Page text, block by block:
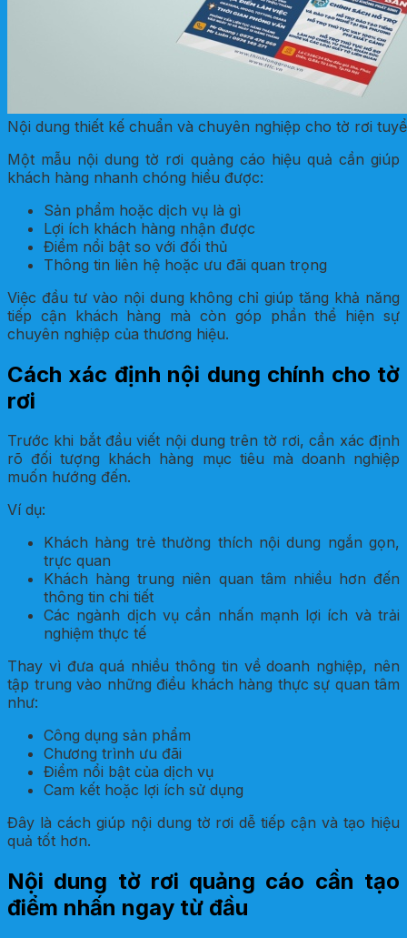
Nội dung thiết kế chuẩn và chuyên nghiệp cho tờ rơi
Một mẫu nội dung tờ rơi quảng cáo hiệu quả cần giúp
khách hàng nhanh chóng hiểu được:
Sản phẩm hoặc dịch vụ là gì
Lợi ích khách hàng nhận được
Điểm nổi bật so với đối thủ
Thông tin liên hệ hoặc ưu đãi quan trọng
Việc đầu tư vào nội dung không chỉ giúp tăng khả năng
tiếp cận khách hàng mà còn góp phần thể hiện sự
chuyên nghiệp của thương hiệu.
Cách xác định nội dung chính cho tờ
rơi
Trước khi bắt đầu viết nội dung trên tờ rơi, cần xác định
rõ đối tượng khách hàng mục tiêu mà doanh nghiệp
muốn hướng đến.
Ví dụ:
Khách hàng trẻ thường thích nội dung ngắn gọn,
trực quan
Khách hàng trung niên quan tâm nhiều hơn đến
thông tin chi tiết
Các ngành dịch vụ cần nhấn mạnh lợi ích và trải
nghiệm thực tế
Thay vì đưa quá nhiều thông tin về doanh nghiệp, nên
tập trung vào những điều khách hàng thực sự quan tâm
như:
Công dụng sản phẩm
Chương trình ưu đãi
Điểm nổi bật của dịch vụ
Cam kết hoặc lợi ích sử dụng
Đây là cách giúp nội dung tờ rơi dễ tiếp cận và tạo hiệu
quả tốt hơn.
Nội dung tờ rơi quảng cáo cần tạo
điểm nhấn ngay từ đầu